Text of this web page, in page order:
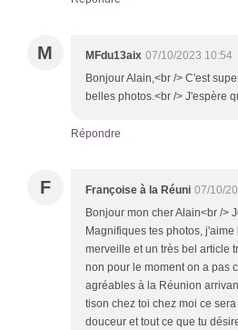
M MFdu13aix 07/10/2023 10:54
Bonjour Alain,<br /> C'est
belles photos.<br /> J'espère
Répondre
F Françoise à la Réuni 07/10/
Bonjour mon cher Alain<br />
Magnifiques tes photos,
merveille et un très bel article
non pour le moment on a pas
agréables à la Réunion
tison chez toi chez moi ce
douceur et tout ce que tu